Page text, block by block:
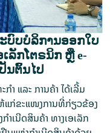
ບົບບໍລິການອອກໃບ
ລັກໂຕຣນິກ ຫຼື e-
ນຕົ້ນໄປ
າ ແລະ ການຄ້າ ໄດ້ເລີ້ມ
ແກ່ຂະແໜງການທີ່ກ່ຽວຂ້ອງ
າເນີດສິນຄ້າ ທາງເອເລັກ